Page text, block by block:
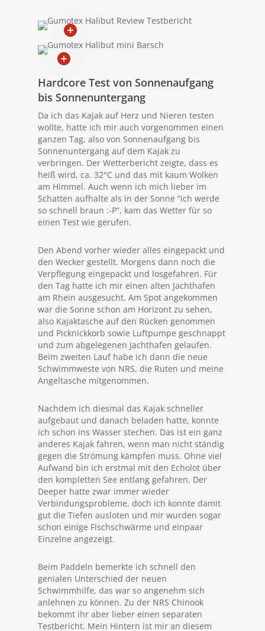
Hardcore Test von Sonnenaufgang
bis Sonnenuntergang
Da ich das Kajak auf Herz und Nieren testen
wollte, hatte ich mir auch vorgenommen einen
ganzen Tag, also von Sonnenaufgang bis
Sonnenuntergang auf dem Kajak zu
verbringen. Der Wetterbericht zeigte, dass es
heiß wird, ca. 32°C und das mit kaum Wolken
am Himmel. Auch wenn ich mich lieber im
Schatten aufhalte als in der Sonne “ich werde
so schnell braun :-P”, kam das Wetter für so
einen Test wie gerufen.
Den Abend vorher wieder alles eingepackt und
den Wecker gestellt. Morgens dann noch die
Verpflegung eingepackt und losgefahren. Für
den Tag hatte ich mir einen alten Jachthafen
am Rhein ausgesucht. Am Spot angekommen
war die Sonne schon am Horizont zu sehen,
also Kajaktasche auf den Rücken genommen
und Picknickkorb sowie Luftpumpe geschnappt
und zum abgelegenen Jachthafen gelaufen.
Beim zweiten Lauf habe ich dann die neue
Schwimmweste von NRS, die Ruten und meine
Angeltasche mitgenommen.
Nachdem ich diesmal das Kajak schneller
aufgebaut und danach beladen hatte, konnte
ich schon ins Wasser stechen. Das ist ein ganz
anderes Kajak fahren, wenn man nicht ständig
gegen die Strömung kämpfen muss. Ohne viel
Aufwand bin ich erstmal mit den Echolot über
den kompletten See entlang gefahren. Der
Deeper hatte zwar immer wieder
Verbindungsprobleme, doch ich konnte damit
gut die Tiefen ausloten und mir wurden sogar
schon einige Fischschwärme und einpaar
Einzelne angezeigt.
Beim Paddeln bemerkte ich schnell den
genialen Unterschied der neuen
Schwimmhilfe, das war so angenehm sich
anlehnen zu können. Zu der NRS Chinook
bekommt ihr aber lieber einen separaten
Testbericht. Mein Hintern ist mir an diesem